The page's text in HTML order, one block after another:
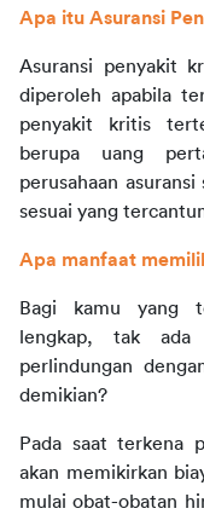
Apa itu Asuransi
Asuransi penyakit
diperoleh apabila
penyakit kritis
berupa uang
perusahaan
sesuai yang
Apa manfaat
Bagi kamu yang
lengkap, tak ada
perlindungan
demikian?
Pada saat terkena
akan memikirkan
mulai obat-obatan